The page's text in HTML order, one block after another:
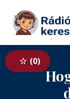
Tovább a
0